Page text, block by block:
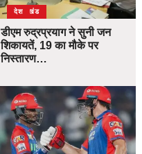
उत्तराखंड
देश
डीएम रुद्रप्रयाग ने सुनी जन
शिकायतें, 19 का मौके पर
निस्तारण…